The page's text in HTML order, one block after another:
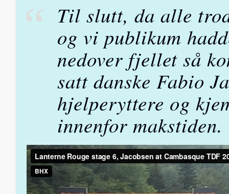
Til slutt, da alle
og vi publikum
nedover fjellet så
satt danske Fabio
hjelperyttere og
innenfor makstiden.